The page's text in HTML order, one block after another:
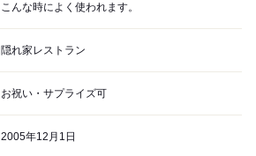
こんな時によく使われます。
隠れ家レストラン
お祝い・サプライズ可
2005年12月1日